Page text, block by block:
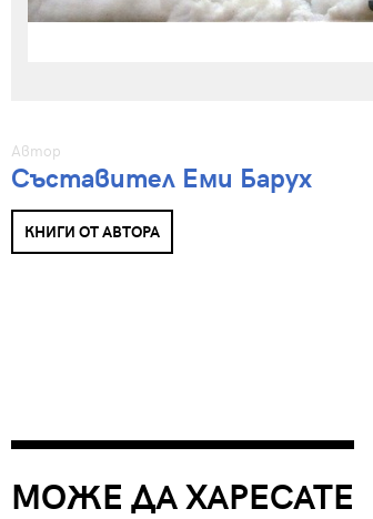
Автор
Съставител Еми Барух
КНИГИ ОТ АВТОРА
МОЖЕ ДА ХАРЕСАТЕ